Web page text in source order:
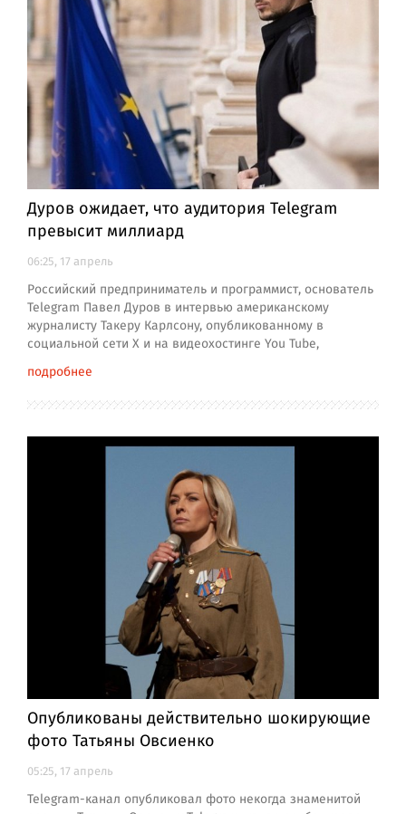
Дуров ожидает, что аудитория Telegram
превысит миллиард
06:25, 17 апрель
Российский предприниматель и программист, основатель
Telegram Павел Дуров в интервью американскому
журналисту Такеру Карлсону, опубликованному в
социальной сети X и на видеохостинге You Tube,
подробнее
Опубликованы действительно шокирующие
фото Татьяны Овсиенко
05:25, 17 апрель
Telegram-канал опубликовал фото некогда знаменитой